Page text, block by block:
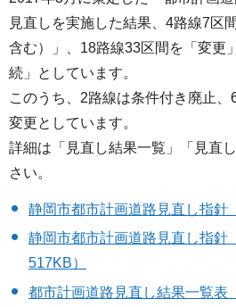
見直しを実施した結果、4路線7区
含む）」、18路線33区間を「変更
続」としています。
このうち、2路線は条件付き廃止
変更としています。
詳細は「見直し結果一覧」「見直
さい。
静岡市都市計画道路見直し指針
静岡市都市計画道路見直し指針
517KB）
都市計画道路見直し結果一覧表